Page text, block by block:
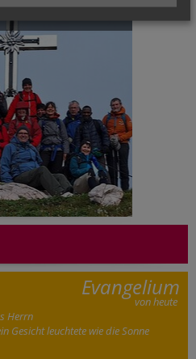
Evangelium
von heute
Herrn
Gesicht leuchtete wie die Sonne